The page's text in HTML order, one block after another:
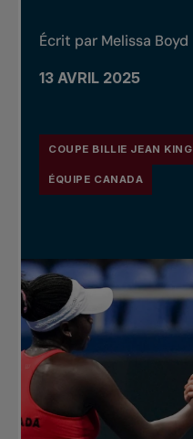
Écrit par Melissa Boyd
13 AVRIL 2025
COUPE BILLIE JEAN KING
ÉQUIPE CANADA